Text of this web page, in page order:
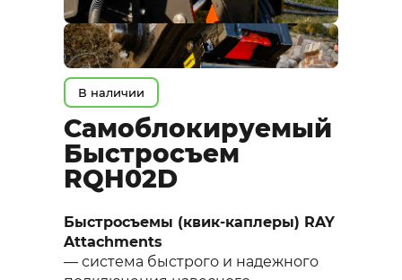
В наличии
Самоблокируемый
Быстросъем
RQH02D
Быстросъемы (квик-каплеры) RAY
Attachments
— система быстрого и надежного